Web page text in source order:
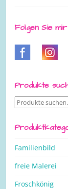
Folgen Sie mir
Produkte
Suche
Familienbild
freie Malerei
Froschkönig